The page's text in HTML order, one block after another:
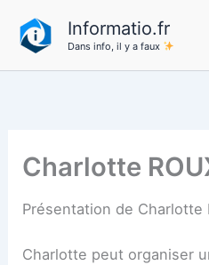
contenu
Informatio.fr
Dans info, il y a faux
Charlotte
Présentation de Charlotte
Charlotte peut organiser